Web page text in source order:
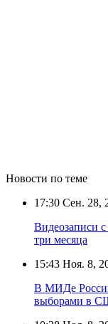
Новости по теме
17:30 Сен. 28,
Видеозаписи с
три месяца
15:43 Ноя. 8,
В МИДе России
выборами в